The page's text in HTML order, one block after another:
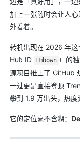
加上一张随时会让人
外看着。
转机出现在 2026 年
Hub ID
Hmbown ）的
源项目推上了 GitHub
一过更是直接登顶
攀到 1.9 万出头，热度
它的定位毫不含糊：